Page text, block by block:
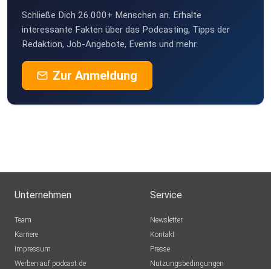
Schließe Dich 26.000+ Menschen an. Erhalte
interessante Fakten über das Podcasting, Tipps der
Redaktion, Job-Angebote, Events und mehr.
Zur Anmeldung
Unternehmen
Team
Karriere
Impressum
Werben auf podcast.de
Service
Newsletter
Kontakt
Presse
Nutzungsbedingungen